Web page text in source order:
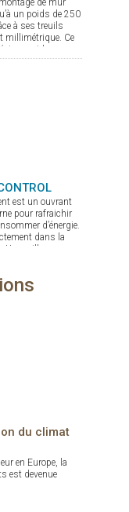
de mur
un poids de 250
à ses treuils
millimétrique. Ce
aide
sans
une importante
suffit pour
transporte
ou
de levage idéal
verre sur une
de verre
de
d’un crochet
est un ouvrant
pour rafraichir
d’énergie.
dans la
grille
avec un très
du climat
en Europe, la
est devenue